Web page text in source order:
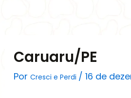
Caruaru/PE
Por Cresci e Perdi / 16 de